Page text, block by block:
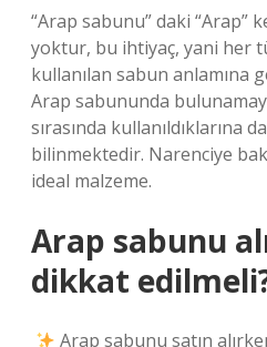
“Arap sabunu” daki “Arap”
yoktur, bu ihtiyaç, yani her
kullanılan sabun anlamına
Arap sabununda
sırasında kullanıldıklarına
bilinmektedir. Narenciye
ideal malzeme.
Arap sabunu
dikkat
Arap sabunu satın